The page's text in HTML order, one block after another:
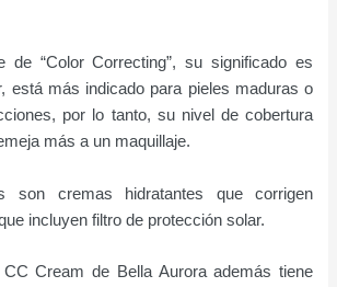
de “Color Correcting”, su significado es
está más indicado para pieles maduras o
por lo tanto, su nivel de cobertura
más a un maquillaje.
son cremas hidratantes que corrigen
incluyen filtro de protección solar.
Cream de Bella Aurora además tiene